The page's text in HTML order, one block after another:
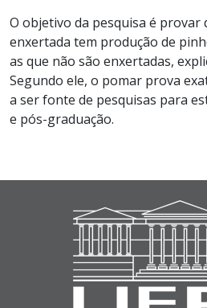
O objetivo da pesquisa é provar
enxertada tem produção de
as que não são enxertadas,
Segundo ele, o pomar prova
a ser fonte de pesquisas para
e pós-graduação.